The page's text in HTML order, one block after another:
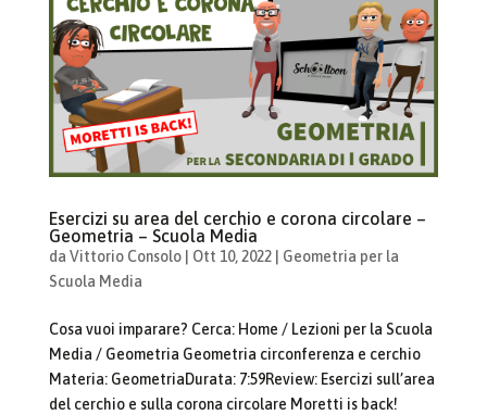
Esercizi su area del cerchio e corona circolare –
Geometria – Scuola Media
da Vittorio Consolo| Ott 10, 2022| Geometria per la
Scuola Media
Cosa vuoi imparare? Cerca: Home / Lezioni per la Scuola
Media / Geometria Geometria circonferenza e cerchio
Materia: GeometriaDurata: 7:59Review: Esercizi sull’area
del cerchio e sulla corona circolare Moretti is back!